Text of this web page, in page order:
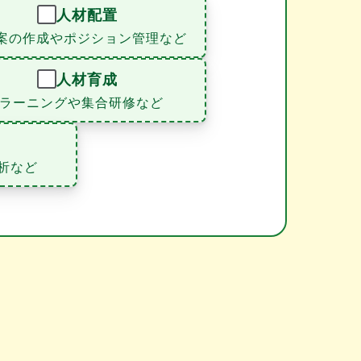
人材配置
の作成やポジション管理など
人材育成
ーニングや集合研修など
など